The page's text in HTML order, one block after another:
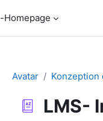
Homepage
Avatar Konzeption
LMS-